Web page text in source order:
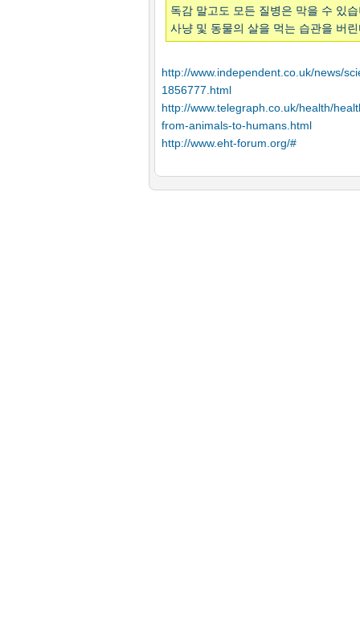
독감 말고도 모든 질병은 막을 수 있
사냥 및 동물의 살을 먹는 습관을 버
http://www.independent.co.uk/news/
1856777.html
http://www.telegraph.co.uk/health/
from-animals-to-humans.html
http://www.eht-forum.org/#